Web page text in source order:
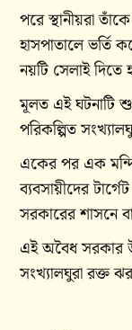
পরে স্থানীয়রা
হাসপাতালে ভর্তি
নয়টি সেলাই দিতে
মূলত এই ঘটনাটি
পরিকল্পিত
একের পর এক
ব্যবসায়ীদের
সরকারের শাসনে
এই অবৈধ সরকার
সংখ্যালঘুরা রক্ত